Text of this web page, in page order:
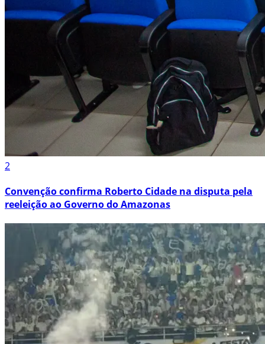
2
Convenção confirma Roberto Cidade na disputa pela
reeleição ao Governo do Amazonas